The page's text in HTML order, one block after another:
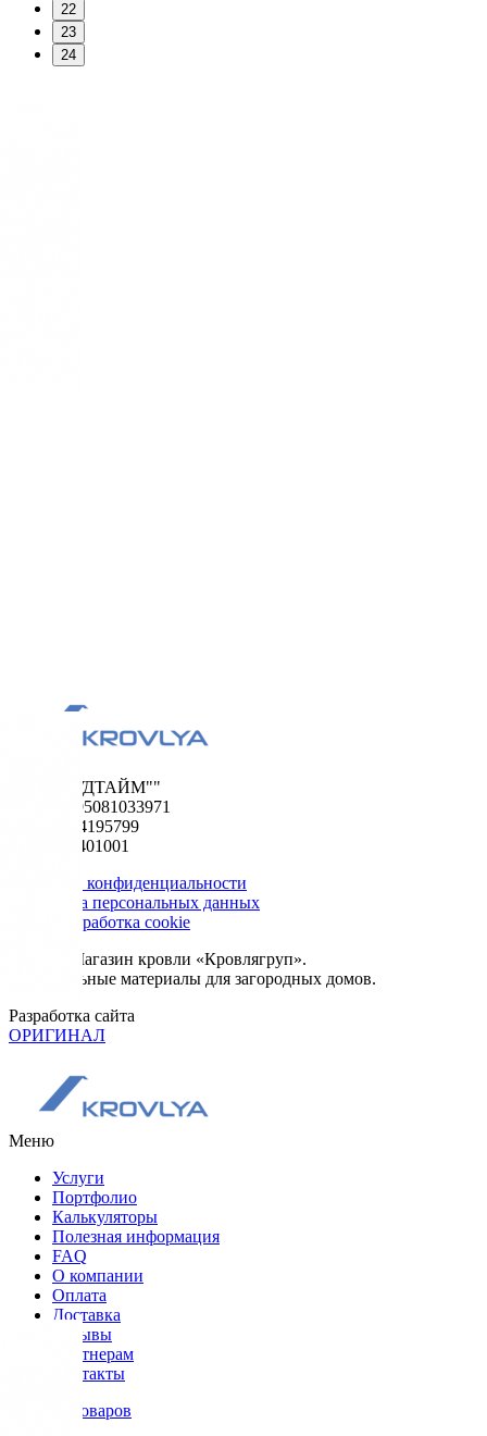
22
23
24
ООО "ФУДТАЙМ""
ОГРН 1195081033971
ИНН 5024195799
КПП 502401001
Политика конфиденциальности
Обработка персональных данных
Сбор и обработка cookie
© 2026. Магазин кровли «Кровлягруп».
Строительные материалы для загородных домов.
Разработка сайта
ОРИГИНАЛ
Меню
Услуги
Портфолио
Калькуляторы
Полезная информация
FAQ
О компании
Оплата
Доставка
Отзывы
Партнерам
Контакты
Каталог товаров